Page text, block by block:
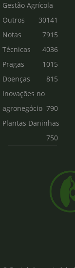
Gestão Agrícola
30141
Outros
7915
Notas
Técnicas
4036
Pragas
1015
Doenças
815
Inovações no
agronegócio 790
Plantas Daninhas
750